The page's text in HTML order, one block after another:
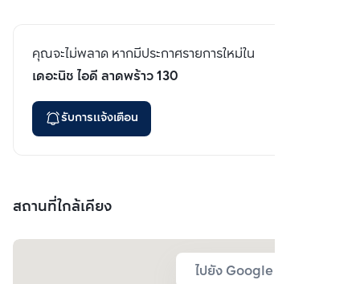
คุณจะไม่พลาด หากมีประกาศรายการใหม่ใน
เดอะนิช ไอดี ลาดพร้าว 130
รับการแจ้งเตือน
สถานที่ใกล้เคียง
ไปยัง Google Map